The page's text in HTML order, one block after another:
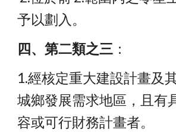
予以劃入。
四、第二類之三 ：
1.經核定重大建設計畫及
城鄉發展需求地區，且有
容或可行財務計畫者。